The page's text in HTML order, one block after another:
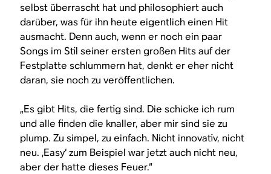
selbst überrascht hat und philosophiert auch
darüber, was für ihn heute eigentlich einen Hit
ausmacht. Denn auch, wenn er noch ein paar
Songs im Stil seiner ersten großen Hits auf der
Festplatte schlummern hat, denkt er eher nicht
daran, sie noch zu veröffentlichen.
„Es gibt Hits, die fertig sind. Die schicke ich rum
und alle finden die knaller, aber mir sind sie zu
plump. Zu simpel, zu einfach. Nicht innovativ, nicht
neu. ‚Easy‘ zum Beispiel war jetzt auch nicht neu,
aber der hatte dieses Feuer.“